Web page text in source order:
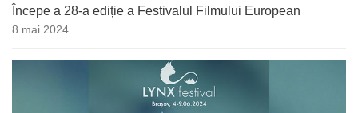
Începe a 28-a ediție a Festivalul Filmului European
8 mai 2024